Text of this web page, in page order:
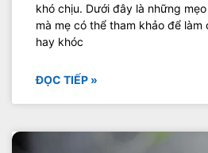
khó chịu. Dưới đây là những
mà mẹ có thể tham khảo để làm
hay khóc
ĐỌC TIẾP »